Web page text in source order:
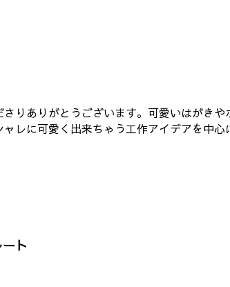
りありがとうございます。可愛いはがき
レに可愛く出来ちゃう工作アイデアを中心
ト